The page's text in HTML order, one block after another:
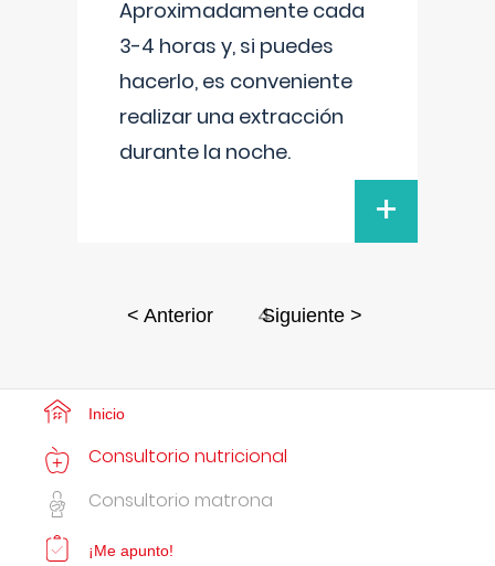
Aproximadamente cada
3-4 horas y, si puedes
hacerlo, es conveniente
realizar una extracción
durante la noche.
+
< Anterior 4
Siguiente >
Inicio
Consultorio nutricional
Consultorio matrona
¡Me apunto!